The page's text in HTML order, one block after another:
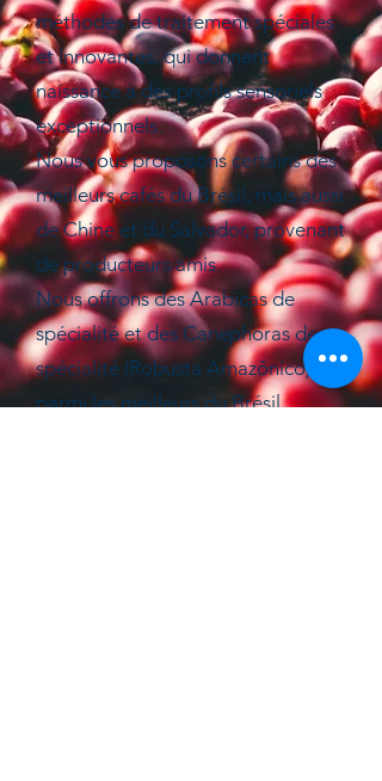
méthodes de traitement spéciales
et innovantes, qui donnent
naissance à des profils sensoriels
exceptionnels.
Nous vous proposons certains des
meilleurs cafés du Brésil, mais aussi
de Chine et du Salvador, provenant
de producteurs amis.
Nous offrons des Arabicas de
spécialité et des Canephoras de
spécialité (Robusta Amazônico)
parmi les meilleurs du Brésil.